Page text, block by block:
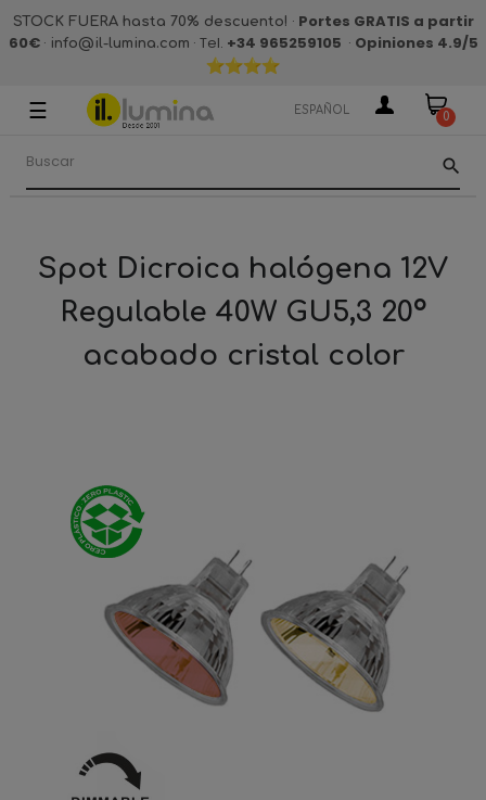
STOCK FUERA hasta 70% descuento! · Portes GRATIS a partir
60€· info@il-lumina.com · Tel. +34 965259105 · Opiniones 4.9/5
Navegación
palanca
☰ ESPAÑOL 0
search
Spot Dicroica halógena 12V
Regulable 40W GU5,3 20º
acabado cristal color